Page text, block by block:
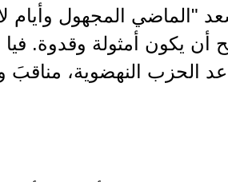
"الماضي المجهول وأيام
يكون أمثولة وقدوة. فيا
النهضوية، مناقبَ